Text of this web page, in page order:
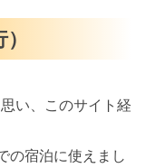
い、このサイト経
の宿泊に使えまし